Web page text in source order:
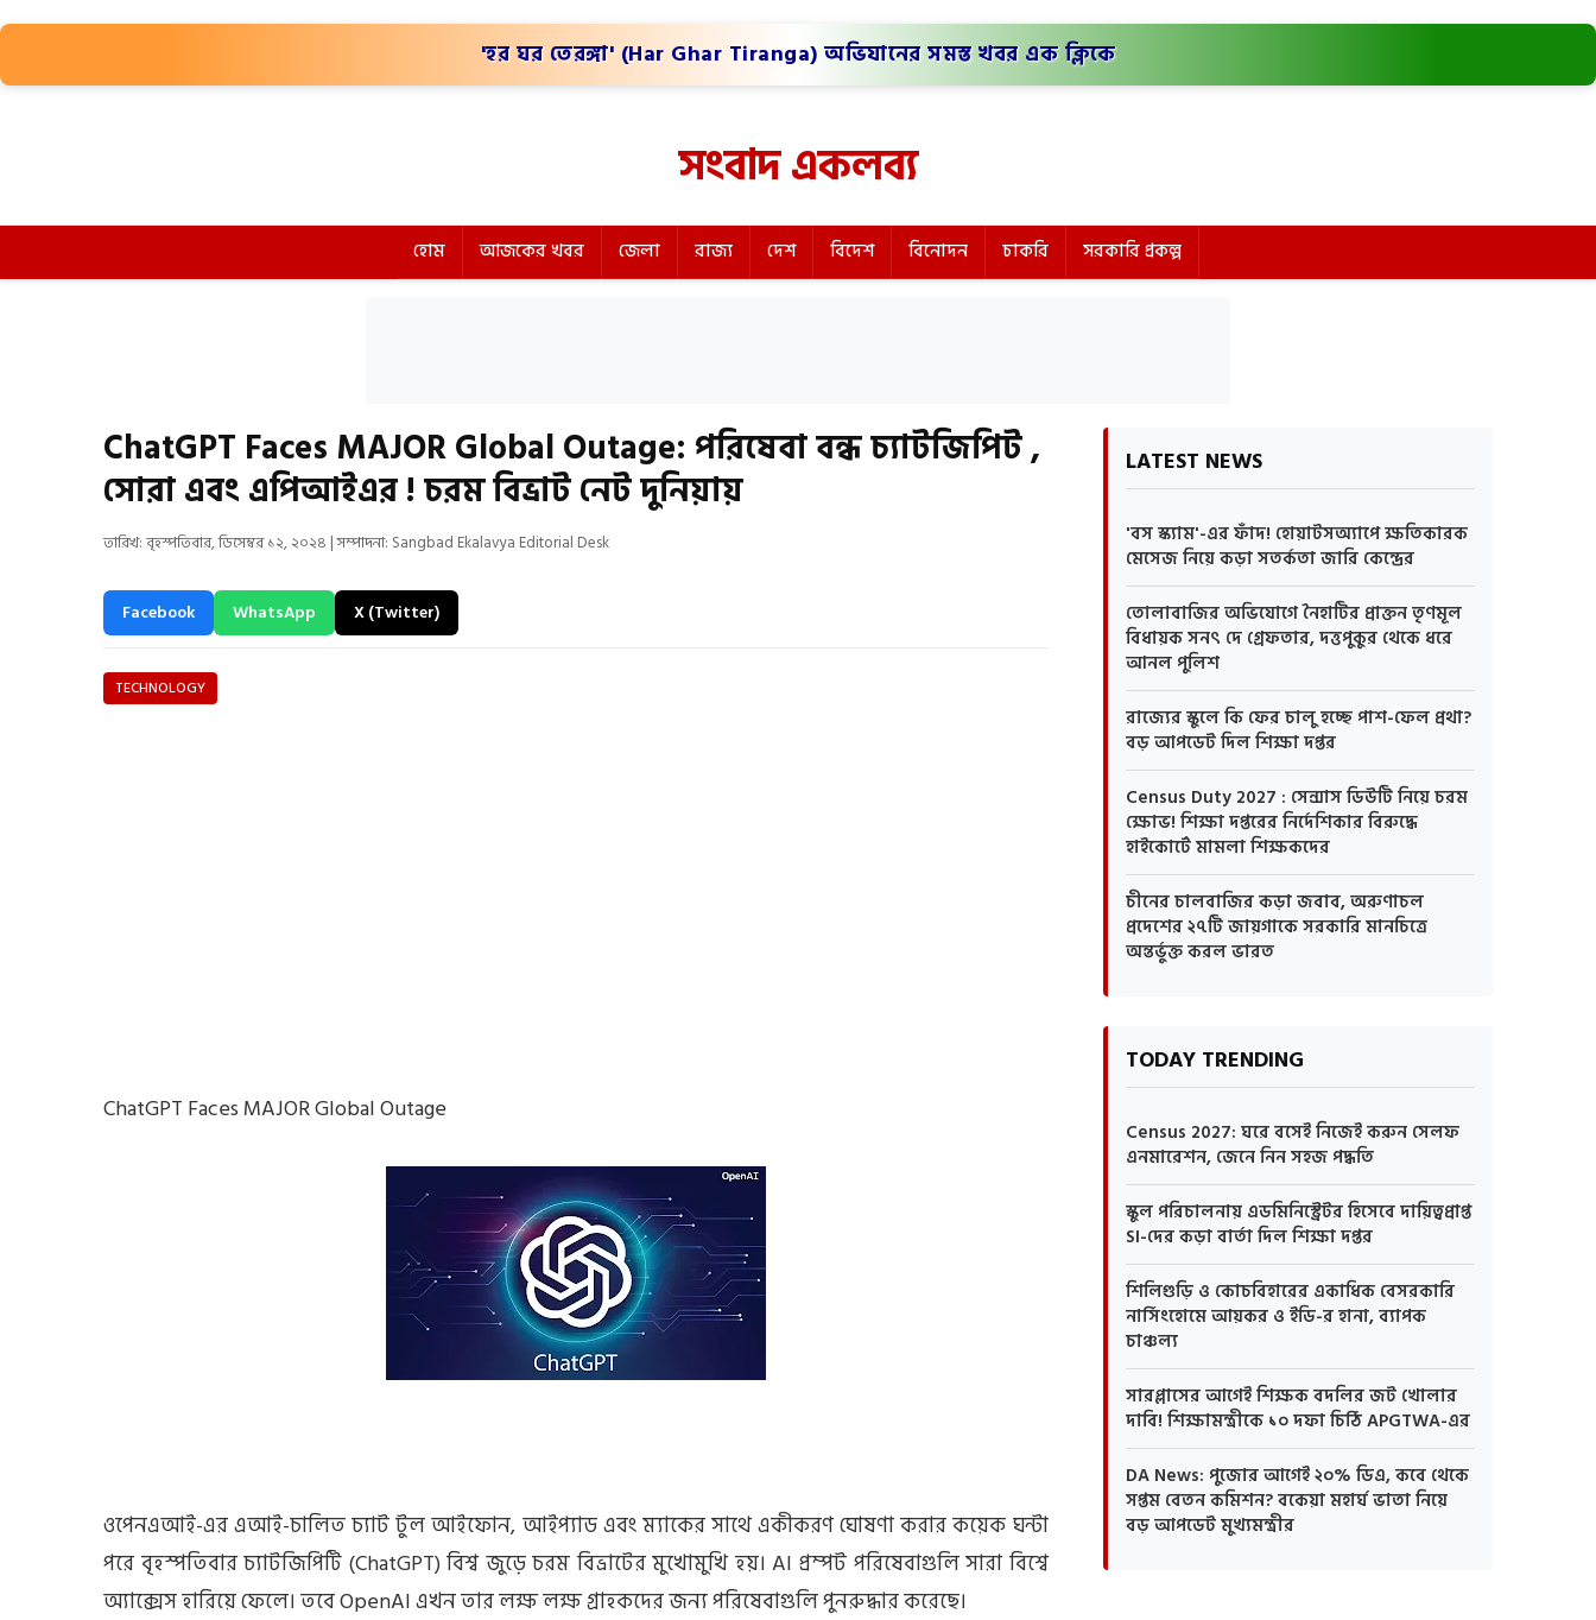
'হর ঘর তেরঙ্গা' (Har Ghar Tiranga) অভিযানের সমস্ত খবর এক ক্লিকে
সংবাদ একলব্য
হোম আজকের খবর জেলা রাজ্য দেশ বিদেশ বিনোদন চাকরি সরকারি প্রকল্প
ChatGPT Faces MAJOR Global Outage: পরিষেবা বন্ধ চ্যাটজিপিট ,
সোরা এবং এপিআইএর ! চরম বিভ্রাট নেট দুনিয়ায়
তারিখ: বৃহস্পতিবার, ডিসেম্বর ১২, ২০২৪ | সম্পাদনা: Sangbad Ekalavya Editorial Desk
Facebook WhatsApp X (Twitter)
TECHNOLOGY
ChatGPT Faces MAJOR Global Outage
ওপেনএআই-এর এআই-চালিত চ্যাট টুল আইফোন, আইপ্যাড এবং ম্যাকের সাথে একীকরণ ঘোষণা করার কয়েক ঘন্টা
পরে বৃহস্পতিবার চ্যাটজিপিটি (ChatGPT) বিশ্ব জুড়ে চরম বিভ্রাটের মুখোমুখি হয়। AI প্রম্পট পরিষেবাগুলি সারা বিশ্বে
অ্যাক্সেস হারিয়ে ফেলে। তবে OpenAI এখন তার লক্ষ লক্ষ গ্রাহকদের জন্য পরিষেবাগুলি পুনরুদ্ধার করেছে।
LATEST NEWS
'বস স্ক্যাম'-এর ফাঁদ! হোয়াটসঅ্যাপে ক্ষতিকারক
মেসেজ নিয়ে কড়া সতর্কতা জারি কেন্দ্রের
তোলাবাজির অভিযোগে নৈহাটির প্রাক্তন তৃণমূল
বিধায়ক সনৎ দে গ্রেফতার, দত্তপুকুর থেকে ধরে
আনল পুলিশ
রাজ্যের স্কুলে কি ফের চালু হচ্ছে পাশ-ফেল প্রথা?
বড় আপডেট দিল শিক্ষা দপ্তর
Census Duty 2027 : সেন্সাস ডিউটি নিয়ে চরম
ক্ষোভ! শিক্ষা দপ্তরের নির্দেশিকার বিরুদ্ধে
হাইকোর্টে মামলা শিক্ষকদের
চীনের চালবাজির কড়া জবাব, অরুণাচল
প্রদেশের ২৭টি জায়গাকে সরকারি মানচিত্রে
অন্তর্ভুক্ত করল ভারত
TODAY TRENDING
Census 2027: ঘরে বসেই নিজেই করুন সেলফ
এনমারেশন, জেনে নিন সহজ পদ্ধতি
স্কুল পরিচালনায় এডমিনিস্ট্রেটর হিসেবে দায়িত্বপ্রাপ্ত
SI-দের কড়া বার্তা দিল শিক্ষা দপ্তর
শিলিগুড়ি ও কোচবিহারের একাধিক বেসরকারি
নার্সিংহোমে আয়কর ও ইডি-র হানা, ব্যাপক
চাঞ্চল্য
সারপ্লাসের আগেই শিক্ষক বদলির জট খোলার
দাবি! শিক্ষামন্ত্রীকে ১০ দফা চিঠি APGTWA-এর
DA News: পুজোর আগেই ২০% ডিএ, কবে থেকে
সপ্তম বেতন কমিশন? বকেয়া মহার্ঘ ভাতা নিয়ে
বড় আপডেট মুখ্যমন্ত্রীর